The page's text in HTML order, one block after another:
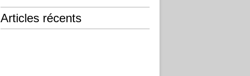
Articles récents